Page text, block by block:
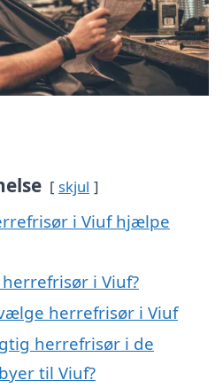
skjul
i Viuf hjælpe
i Viuf?
herrefrisør i Viuf
herrefrisør i de
til Viuf?